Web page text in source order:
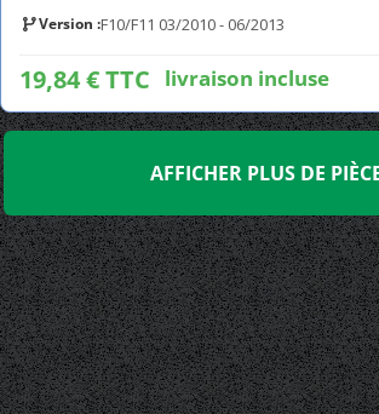
Version :F10/F11 03/2010 - 06/2013
19,84 € TTC livraison incluse
AFFICHER PLUS DE